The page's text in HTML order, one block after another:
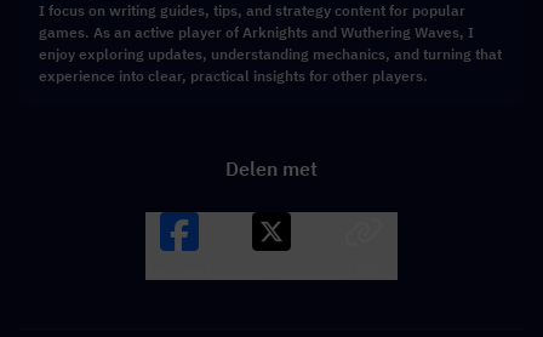
I focus on writing guides, tips, and strategy content for popular
games. As an active player of Arknights and Wuthering Waves, I
enjoy exploring updates, understanding mechanics, and turning that
experience into clear, practical insights for other players.
Delen met